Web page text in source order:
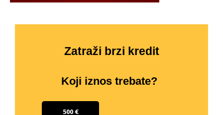
Zatraži brzi kredit
Koji iznos trebate?
500 €